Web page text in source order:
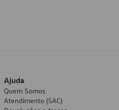
Ajuda
Quem Somos
Atendimento (SAC)